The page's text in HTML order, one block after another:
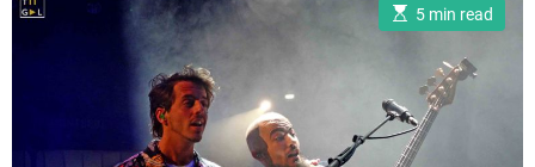
E
s
t
e
d
5 min read